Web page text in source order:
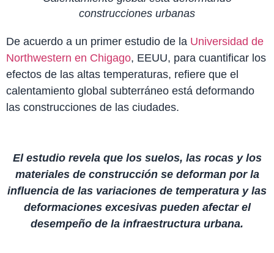
construcciones urbanas
De acuerdo a un primer estudio de la Universidad de
Northwestern en Chigago, EEUU, para cuantificar los
efectos de las altas temperaturas, refiere que el
calentamiento global subterráneo está deformando
las construcciones de las ciudades.
El estudio revela que los suelos, las rocas y los
materiales de construcción se deforman por la
influencia de las variaciones de temperatura y las
deformaciones excesivas pueden afectar el
desempeño de la infraestructura urbana.